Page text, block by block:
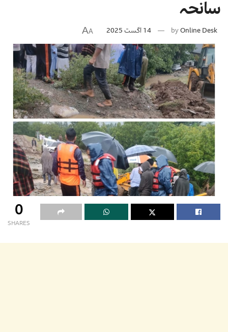
سانحہ
byOnline Desk 14 اگست 2025 A
A
0
SHARES